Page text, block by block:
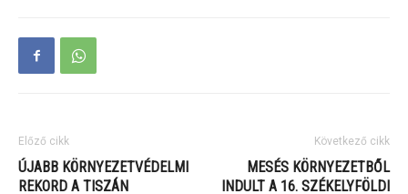
Előző cikk
ÚJABB KÖRNYEZETVÉDELMI
REKORD A TISZÁN
Következő cikk
MESÉS KÖRNYEZETBŐL
INDULT A 16. SZÉKELYFÖLDI